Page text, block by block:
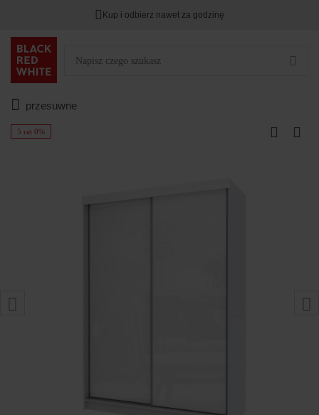
Kup i odbierz nawet za godzinę
przesuwne
5 rat 0%